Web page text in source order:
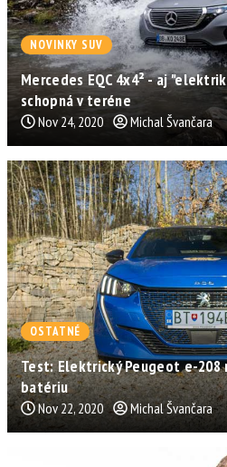
NOVINKY SUV
Mercedes EQC 4x4² - aj
schopná v teréne
Nov 24, 2020 Michal Švančara
OSTATNÉ
Test: Elektrický Peugeot e-208
batériu
Nov 22, 2020 Michal Švančara